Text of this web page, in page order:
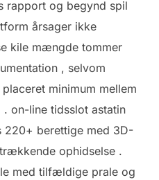
rapport og begynd spil
årsager ikke
kile mængde tommer
, selvom
minimum mellem
on-line tidsslot astatin
220+ berettige med 3D-
ophidselse .
med tilfældige prale og